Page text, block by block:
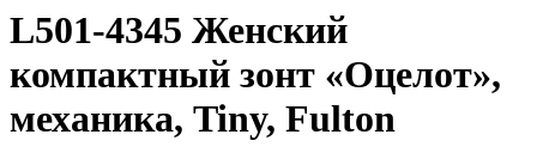
L501-4345 Женский
компактный зонт «Оцелот»,
механика, Tiny, Fulton